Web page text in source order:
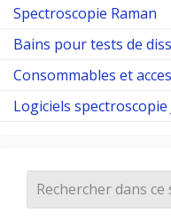
Spectroscopie Raman
Bains pour tests de
Consommables et
Logiciels spectroscopie